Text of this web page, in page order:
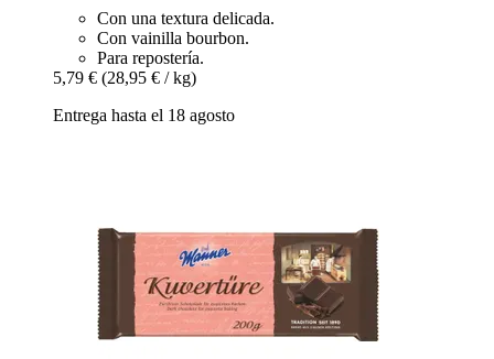
Con una textura delicada.
Con vainilla bourbon.
Para repostería.
5,79 € (28,95 € / kg)
Entrega hasta el 18 agosto